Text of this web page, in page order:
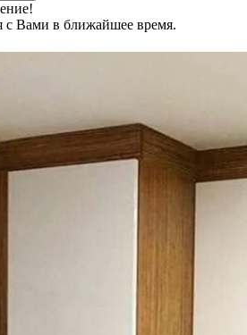
с Вами в ближайшее время.